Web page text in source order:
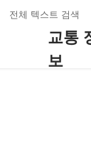
전체 텍스트 검색
교통
보